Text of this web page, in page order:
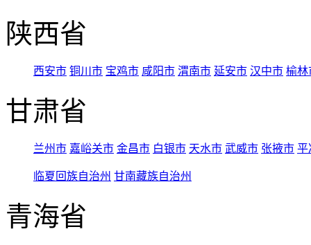
陕西省
西安市 铜川市 宝鸡市 咸阳市 渭南市 延安市 汉中市 榆林
甘肃省
兰州市 嘉峪关市 金昌市 白银市 天水市 武威市 张掖市 平
临夏回族自治州 甘南藏族自治州
青海省